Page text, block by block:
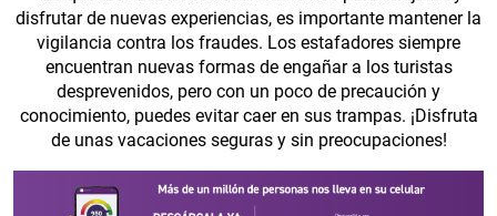
disfrutar de nuevas experiencias, es importante mantener la
vigilancia contra los fraudes. Los estafadores siempre
encuentran nuevas formas de engañar a los turistas
desprevenidos, pero con un poco de precaución y
conocimiento, puedes evitar caer en sus trampas. ¡Disfruta
de unas vacaciones seguras y sin preocupaciones!